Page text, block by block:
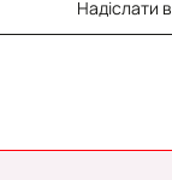
Надіслати